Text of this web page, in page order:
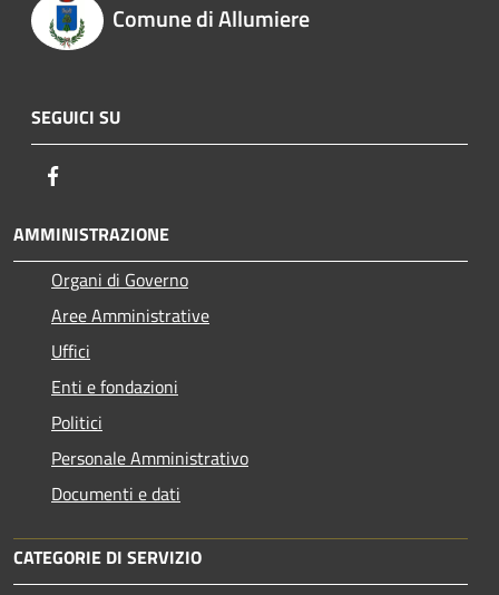
Comune di Allumiere
SEGUICI SU
AMMINISTRAZIONE
Organi di Governo
Aree Amministrative
Uffici
Enti e fondazioni
Politici
Personale Amministrativo
Documenti e dati
CATEGORIE DI SERVIZIO